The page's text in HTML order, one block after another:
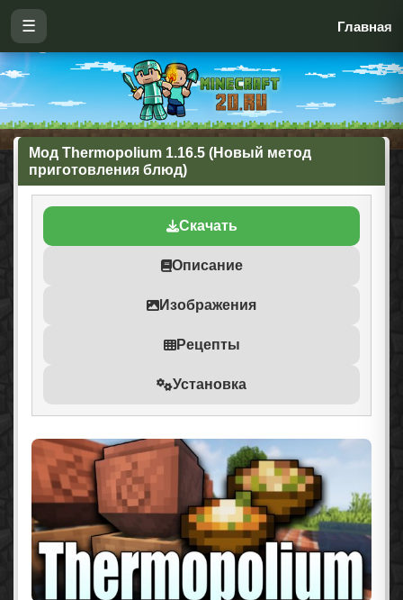
☰ Главная
Мод Thermopolium 1.16.5 (Новый метод
приготовления блюд)
Скачать
Описание
Изображения
Рецепты
Установка